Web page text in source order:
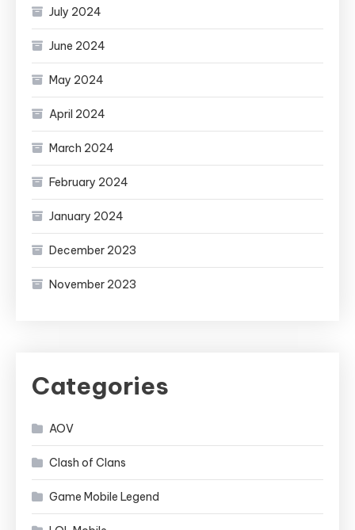
July 2024
June 2024
May 2024
April 2024
March 2024
February 2024
January 2024
December 2023
November 2023
Categories
AOV
Clash of Clans
Game Mobile Legend